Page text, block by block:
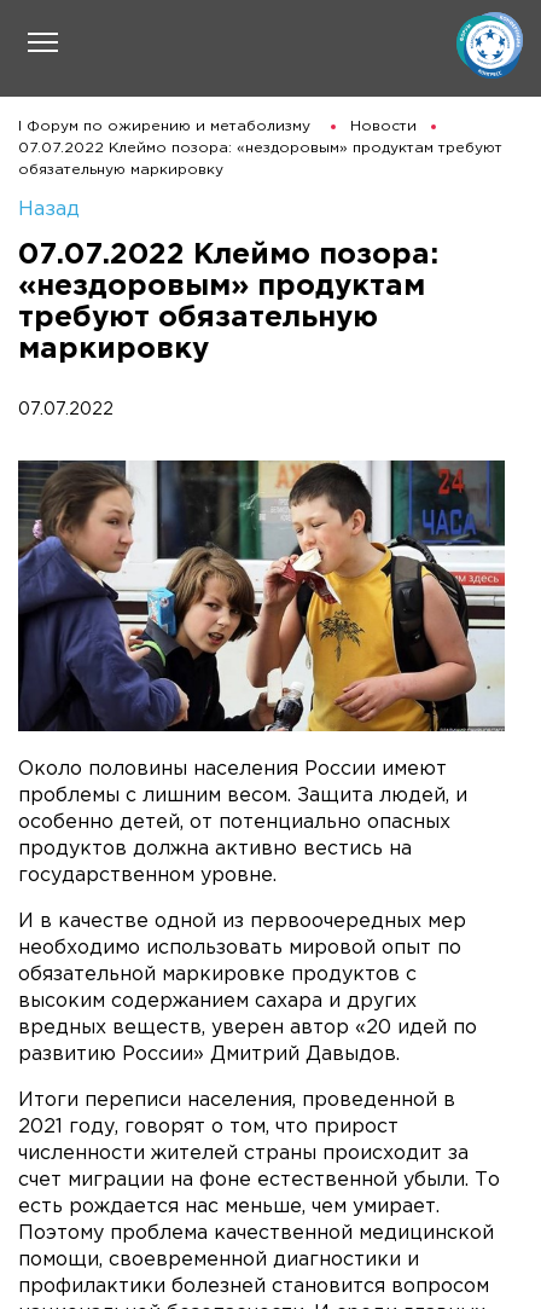
I Форум по ожирению и метаболизму
Новости
07.07.2022 Клеймо позора: «нездоровым» продуктам требуют
обязательную маркировку
Назад
07.07.2022 Клеймо позора:
«нездоровым» продуктам
требуют обязательную
маркировку
07.07.2022
Около половины населения России имеют
проблемы с лишним весом. Защита людей, и
особенно детей, от потенциально опасных
продуктов должна активно вестись на
государственном уровне.
И в качестве одной из первоочередных мер
необходимо использовать мировой опыт по
обязательной маркировке продуктов с
высоким содержанием сахара и других
вредных веществ, уверен автор «20 идей по
развитию России» Дмитрий Давыдов.
Итоги переписи населения, проведенной в
2021 году, говорят о том, что прирост
численности жителей страны происходит за
счет миграции на фоне естественной убыли. То
есть рождается нас меньше, чем умирает.
Поэтому проблема качественной медицинской
помощи, своевременной диагностики и
профилактики болезней становится вопросом